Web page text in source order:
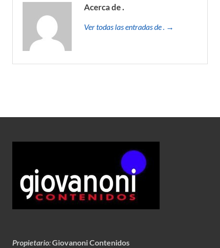
Acerca de .
Ver todas las entradas de . →
Propietario:Giovanoni Contenidos